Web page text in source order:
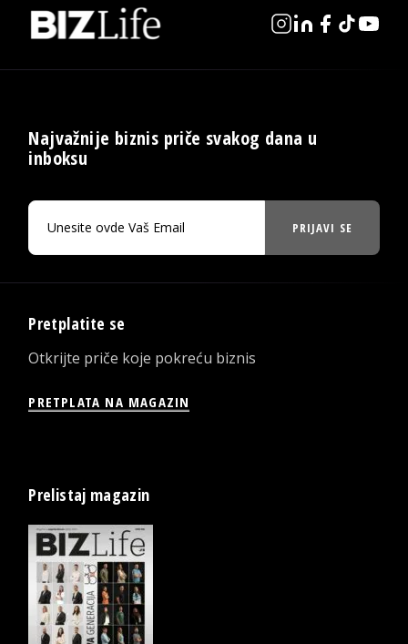
Najvažnije biznis priče svakog dana u
inboksu
PRIJAVI SE
Pretplatite se
Otkrijte priče koje pokreću biznis
PRETPLATA NA MAGAZIN
Prelistaj magazin